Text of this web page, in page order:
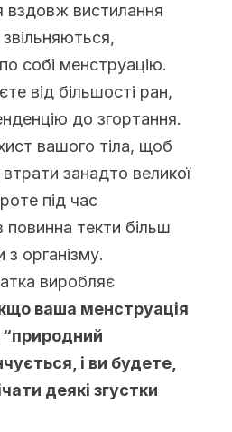
вздовж вистилання
собі менструацію.
від більшості ран,
до згортання.
вашого тіла, щоб
занадто великої
під час
повинна текти більш
організму.
виробляє
ваша менструація
і ви будете,
деякі згустки